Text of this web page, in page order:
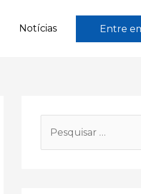
Notícias Entre